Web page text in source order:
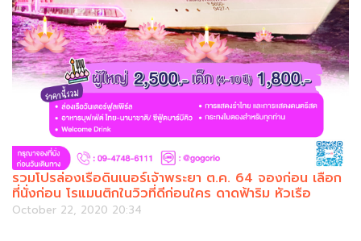
รวมโปรล่องเรือดินเนอร์เจ้าพระยา ต.ค. 64 จองก่อน เลือก
ที่นั่งก่อน โรแมนติกในวิวที่ดีก่อนใคร ดาดฟ้าริม หัวเรือ
October 22, 2020 20:34